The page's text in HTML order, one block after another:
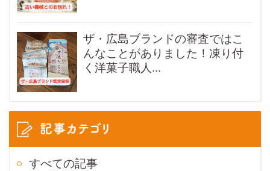
ザ・広島ブランドの審査ではこ
んなことがありました！凍り付
く洋菓子職人...
記事カテゴリ
すべての記事